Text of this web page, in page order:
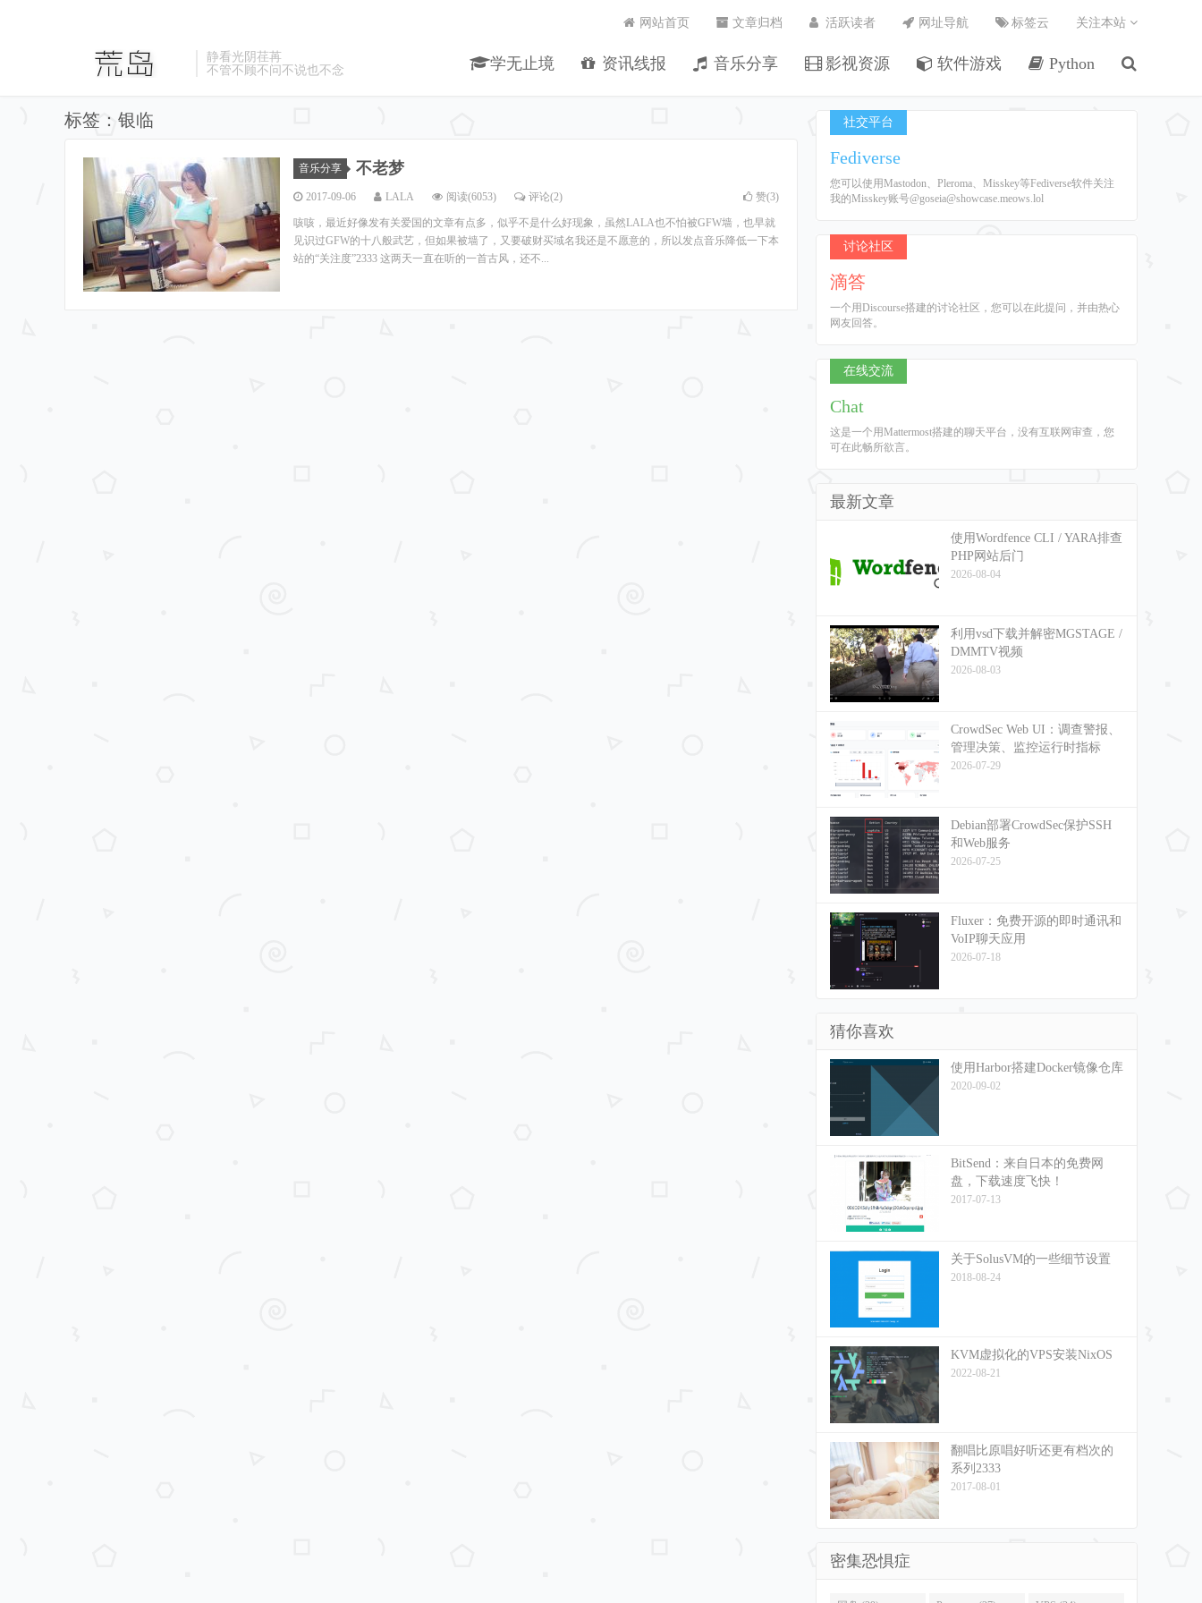
静看光阴荏苒
不管不顾不问不说也不念
学无止境 资讯线报 音乐分享 影视资源 软件游戏 Python
网站首页 文章归档 活跃读者 网址导航 标签云 关注本站
标签：银临
音乐分享 不老梦
2017-09-06 LALA 阅读(6053) 评论(2) 赞(3)
咳咳，最近好像发有关爱国的文章有点多，似乎不是什么好现象，虽然LALA也不怕被GFW墙，也早就
见识过GFW的十八般武艺，但如果被墙了，又要破财买域名我还是不愿意的，所以发点音乐降低一下本
站的“关注度”2333 这两天一直在听的一首古风，还不...
社交平台
Fediverse
您可以使用Mastodon、Pleroma、Misskey等Fediverse软件关注
我的Misskey账号@goseia@showcase.meows.lol
讨论社区
滴答
一个用Discourse搭建的讨论社区，您可以在此提问，并由热心
网友回答。
在线交流
Chat
这是一个用Mattermost搭建的聊天平台，没有互联网审查，您
可在此畅所欲言。
最新文章
使用Wordfence CLI / YARA排查
PHP网站后门
2026-08-04
利用vsd下载并解密MGSTAGE /
DMMTV视频
2026-08-03
CrowdSec Web UI：调查警报、
管理决策、监控运行时指标
2026-07-29
Debian部署CrowdSec保护SSH
和Web服务
2026-07-25
Fluxer：免费开源的即时通讯和
VoIP聊天应用
2026-07-18
猜你喜欢
使用Harbor搭建Docker镜像仓库
2020-09-02
BitSend：来自日本的免费网
盘，下载速度飞快！
2017-07-13
关于SolusVM的一些细节设置
2018-08-24
KVM虚拟化的VPS安装NixOS
2022-08-21
翻唱比原唱好听还更有档次的
系列2333
2017-08-01
密集恐惧症